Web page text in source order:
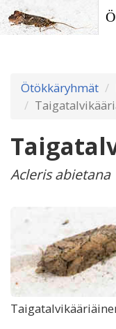
Ötökkäryhmät
Acleris abietana